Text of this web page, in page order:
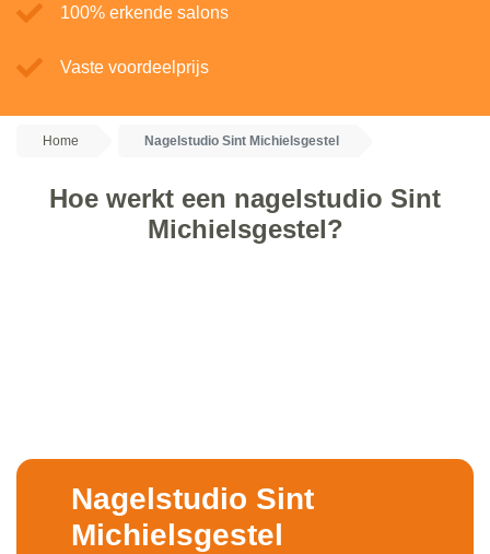
100% erkende salons
Vaste voordeelprijs
Home Nagelstudio Sint Michielsgestel
Hoe werkt een nagelstudio Sint
Michielsgestel?
Nagelstudio Sint
Michielsgestel